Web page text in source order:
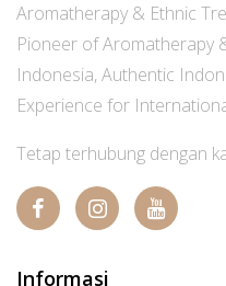
Aromatherapy & Ethnic
Pioneer of Aromatherapy
Indonesia, Authentic
Experience for
Tetap terhubung dengan
Informasi